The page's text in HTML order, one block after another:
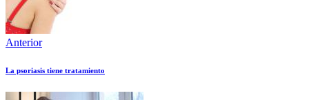
Anterior
La psoriasis tiene tratamiento